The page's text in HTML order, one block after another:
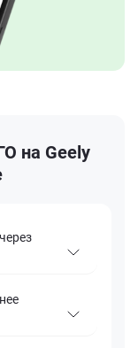
на Geely